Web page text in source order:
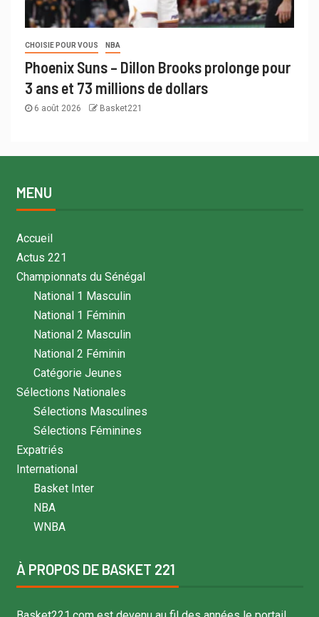
CHOISIE POUR VOUS NBA
Phoenix Suns – Dillon Brooks prolonge pour
3 ans et 73 millions de dollars
6 août 2026 Basket221
MENU
Accueil
Actus 221
Championnats du Sénégal
National 1 Masculin
National 1 Féminin
National 2 Masculin
National 2 Féminin
Catégorie Jeunes
Sélections Nationales
Sélections Masculines
Sélections Féminines
Expatriés
International
Basket Inter
NBA
WNBA
À PROPOS DE BASKET 221